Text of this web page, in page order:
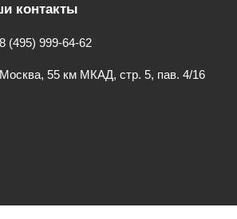
контакты
8 (495) 999-64-62
Москва, 55 км МКАД, стр. 5, пав. 4/16